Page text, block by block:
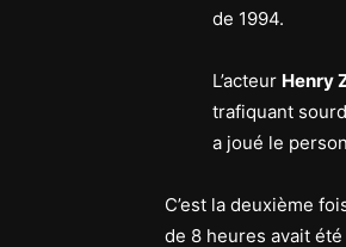
de 1994.
L’acteur Henry
trafiquant
a joué le
C’est la deuxième
de 8 heures avait